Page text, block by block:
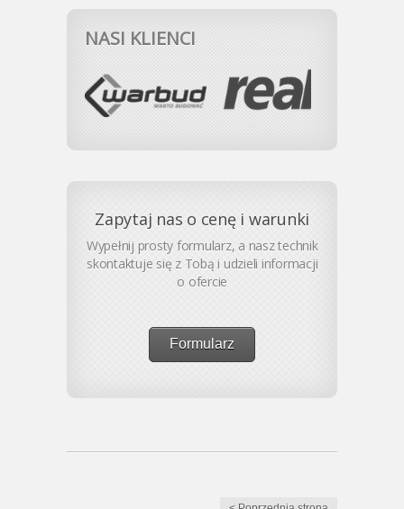
NASI KLIENCI
Zapytaj nas o cenę i warunki
Wypełnij prosty formularz, a nasz technik
skontaktuje się z Tobą i udzieli informacji
o ofercie
Formularz